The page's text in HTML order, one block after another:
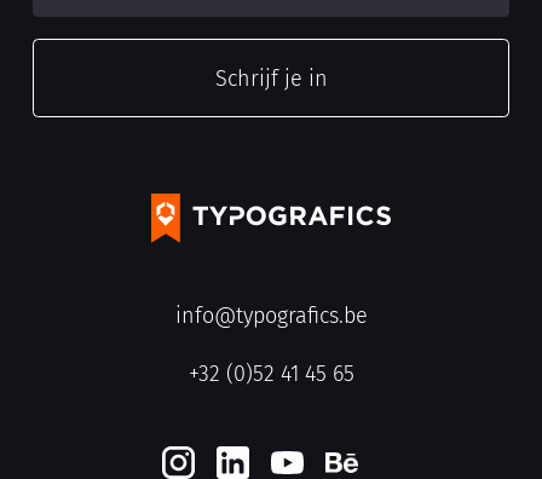
info@typografics.be
+32 (0)52 41 45 65